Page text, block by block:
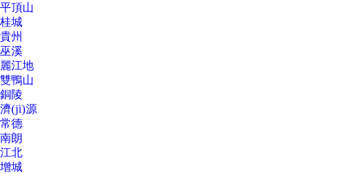
平頂山
桂城
貴州
巫溪
麗江地
雙鴨山
銅陵
濟(jì)源
常德
南朗
江北
增城